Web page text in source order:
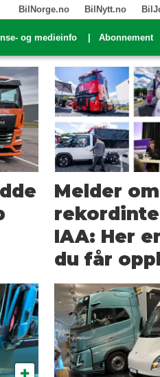
BilNorge.no BilNytt.no
og medieinfo Abonnement
Melder om
IAA: Her
du får